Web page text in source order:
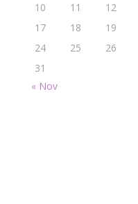
10
11 12
17
18 19
24
25 26
31
« Nov